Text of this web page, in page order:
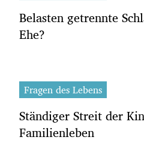
Belasten getrennte
Ehe?
Fragen des Lebens
Ständiger Streit der
Familienleben